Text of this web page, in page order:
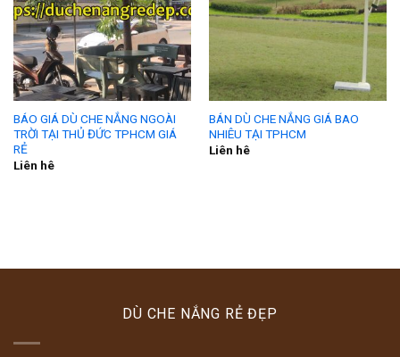
BÁO GIÁ DÙ CHE NẮNG NGOÀI
TRỜI TẠI THỦ ĐỨC TPHCM GIÁ
RẺ
Liên hê
BÁN DÙ CHE NẮNG GIÁ BAO
NHIÊU TẠI TPHCM
Liên hê
DÙ CHE NẮNG RẺ ĐẸP